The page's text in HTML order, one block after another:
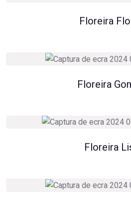
Floreira
Floreira
Floreira